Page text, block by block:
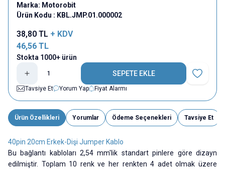
Marka: Motorobit
Ürün Kodu : KBL.JMP.01.000002
38,80 TL + KDV
46,56 TL
Stokta 1000+ ürün
SEPETE EKLE
Favoriye
Tavsiye Et
Yorum Yap Fiyat Alarmı
Ürün Özellikleri Yorumlar Ödeme Seçenekleri Tavsiye Et
40pin 20cm Erkek-Dişi Jumper Kablo
Bu bağlantı kabloları 2,54 mm'lik standart pinlere göre dizayn
edilmiştir. Toplam 10 renk ve her renkten 4 adet olmak üzere